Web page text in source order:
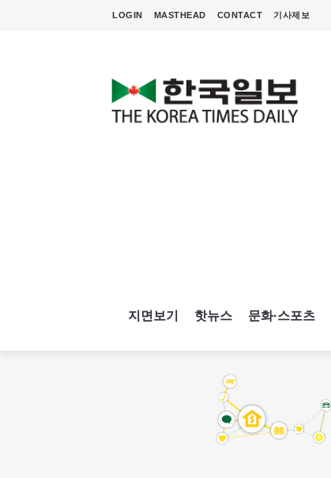
LOGIN MASTHEAD CONTACT 기사제보
지면보기 핫뉴스 문화·스포츠